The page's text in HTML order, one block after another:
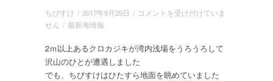
ちびすけ / 2017年9月25日 / 2017.9.25
ち
ゃ
ん
コメントを受け付けていま
せん / 最新海情報
2ｍ以上あるクロカジキが湾内浅場をうろうろして
沢山のひとが遭遇しました
でも、ちびすけはひたすら地面を眺めていました